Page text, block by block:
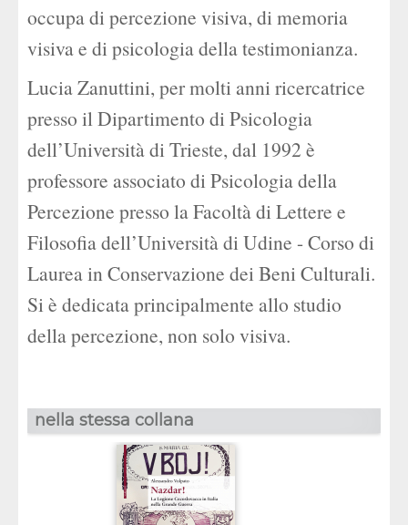
occupa di percezione visiva, di memoria
visiva e di psicologia della testimonianza.
Lucia Zanuttini, per molti anni ricercatrice
presso il Dipartimento di Psicologia
dell’Università di Trieste, dal 1992 è
professore associato di Psicologia della
Percezione presso la Facoltà di Lettere e
Filosofia dell’Università di Udine - Corso di
Laurea in Conservazione dei Beni Culturali.
Si è dedicata principalmente allo studio
della percezione, non solo visiva.
nella stessa collana